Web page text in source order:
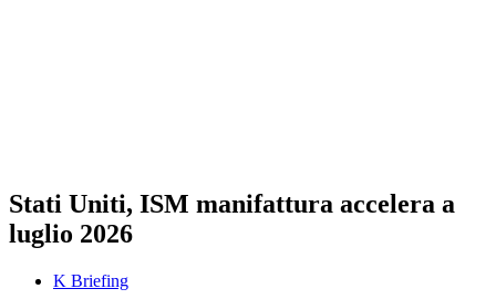
Stati Uniti, ISM manifattura accelera a
luglio 2026
K Briefing